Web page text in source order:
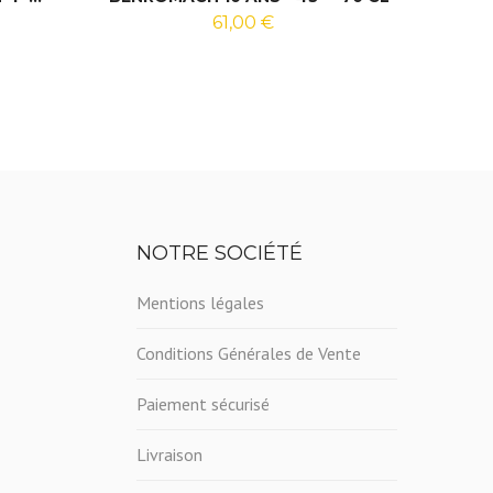
61,00 €
NOTRE SOCIÉTÉ
Mentions légales
Conditions Générales de Vente
Paiement sécurisé
Livraison